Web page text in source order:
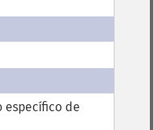
específico de